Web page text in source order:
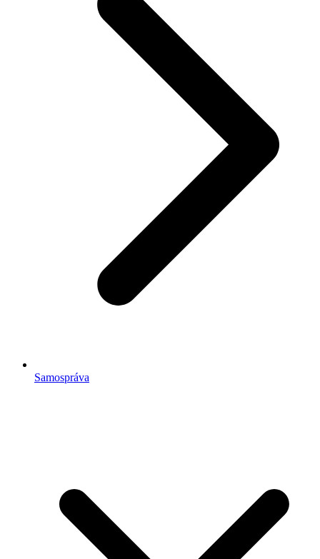
Samospráva